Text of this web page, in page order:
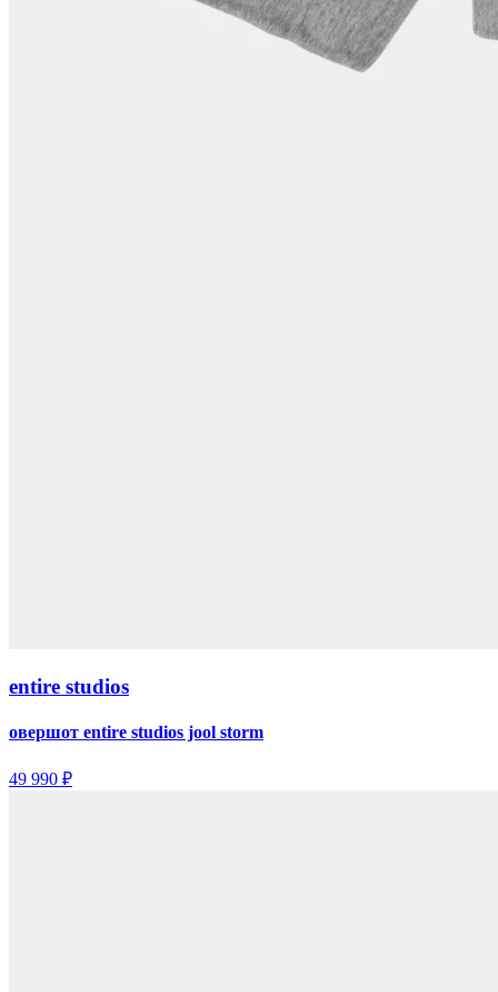
entire studios
овершот entire studios jool storm
49 990 ₽